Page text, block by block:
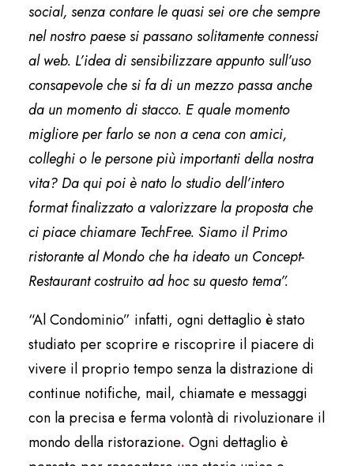
social, senza contare le quasi sei ore che sempre
nel nostro paese si passano solitamente connessi
al web. L’idea di sensibilizzare appunto sull’uso
consapevole che si fa di un mezzo passa anche
da un momento di stacco. E quale momento
migliore per farlo se non a cena con amici,
colleghi o le persone più importanti della nostra
vita? Da qui poi è nato lo studio dell’intero
format finalizzato a valorizzare la proposta che
ci piace chiamare TechFree. Siamo il Primo
ristorante al Mondo che ha ideato un Concept-
Restaurant costruito ad hoc su questo tema”.
“Al Condominio” infatti, ogni dettaglio è stato
studiato per scoprire e riscoprire il piacere di
vivere il proprio temposenza la distrazione di
continue notifiche, mail, chiamate e messaggi
con la precisa e ferma volontà di rivoluzionare il
mondo della ristorazione. Ogni dettaglio è